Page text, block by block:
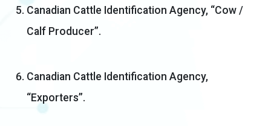
Canadian Cattle Identification Agency, “Cow /
Calf Producer”.
Canadian Cattle Identification Agency,
“Exporters”.